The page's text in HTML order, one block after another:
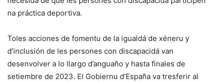
na práctica deportiva.
Toles acciones de fomentu de la igualdá de xéneru y
d’inclusión de les persones con discapacidá van
desenvolver a lo llargo d’anguaño y hasta finales de
setiembre de 2023. El Gobiernu d’España va tresferir al